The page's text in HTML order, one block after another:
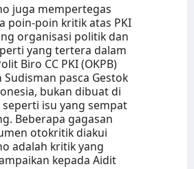
juga mempertegas
poin-poin kritik atas PKI
organisasi politik dan
yang tertera dalam
Biro CC PKI (OKPB)
pasca Gestok
bukan dibuat di
isu yang sempat
Beberapa gagasan
otokritik diakui
adalah kritik yang
kepada Aidit